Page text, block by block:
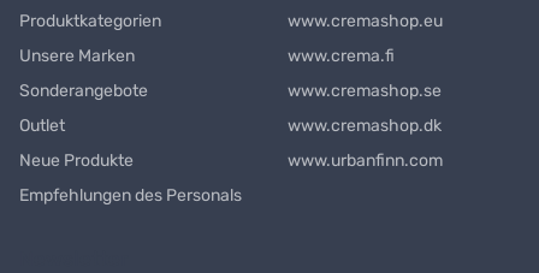
Produktkategorien
Unsere Marken
Sonderangebote
Outlet
Neue Produkte
Empfehlungen des Personals
www.cremashop.eu
www.crema.fi
www.cremashop.se
www.cremashop.dk
www.urbanfinn.com